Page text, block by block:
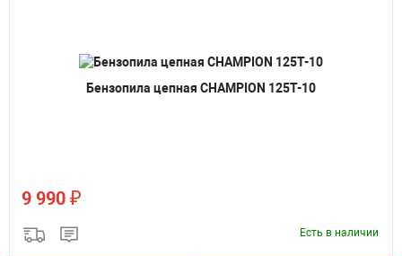
Бензопила цепная CHAMPION 125T-10
9 990 ₽
Есть в наличии